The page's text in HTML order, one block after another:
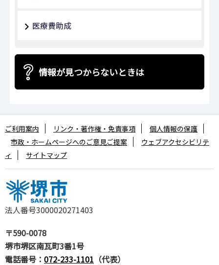
医療費助成
情報が見つからないときは
法人番号3000020271403
〒590-0078
堺市堺区南瓦町3番1号
電話番号： 072-233-1101 （代表）
ご利用案内 リンク・著作権・免責事項
個人情報の保護
市政・ホームページへのご意見ご提案
ウェブアクセシビリテ
ィ
サイトマップ